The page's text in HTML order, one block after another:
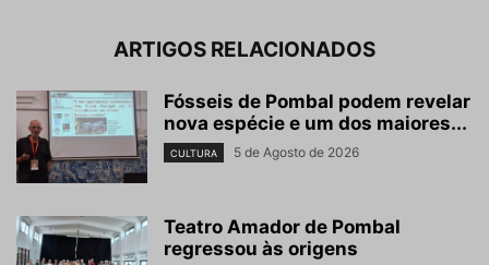
ARTIGOS RELACIONADOS
Fósseis de Pombal podem revelar
nova espécie e um dos maiores...
CULTURA 5 de Agosto de 2026
Teatro Amador de Pombal
regressou às origens